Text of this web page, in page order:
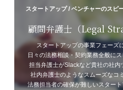
スタートアップ / ベンチャーのスピ
顧問弁護士（Legal
スタートアップの事業フェーズ
日々の法務相談・契約業務全般に
担当弁護士がSlackなど貴社の社内
社内弁護士のようなスムーズなコ
法務担当者の確保が難しいスター